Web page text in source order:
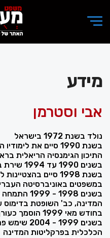
מידע
אבי וסטרמן
נולד בשנת 1972 בישראל
בשנת 1990 סיים את
התיכון הגימנסיה הריאלית
בשנים 1990 עד 1994 שירת בצה"ל
בשנת 1998 סיים
במשפטים באוניברסיטה
בשנים 1998
המדינה, כב' השופטת בדימוס
בחודש מאי 1999 הוסמך כעורך דין
בשנים 1999
הכלכלית בפרקליטות המדינה